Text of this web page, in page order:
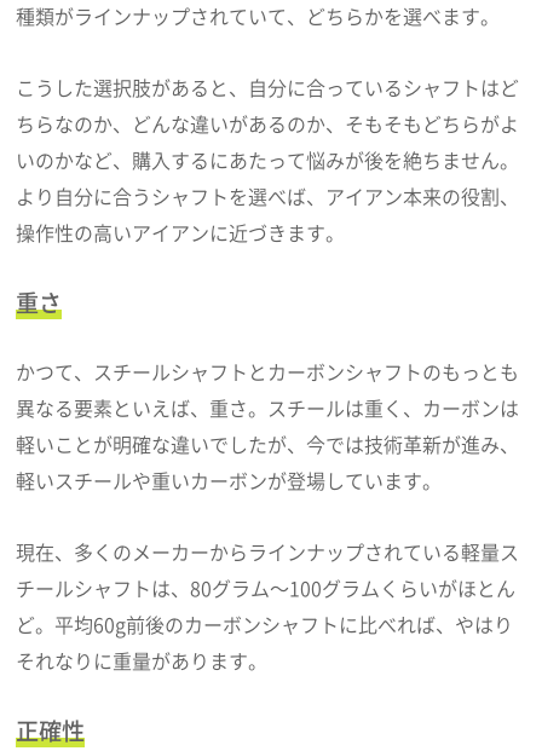
種類がラインナップされていて、どちらかを選べます。
こうした選択肢があると、自分に合っているシャフトはど
ちらなのか、どんな違いがあるのか、そもそもどちらがよ
いのかなど、購入するにあたって悩みが後を絶ちません。
より自分に合うシャフトを選べば、アイアン本来の役割、
操作性の高いアイアンに近づきます。
重さ
かつて、スチールシャフトとカーボンシャフトのもっとも
異なる要素といえば、重さ。スチールは重く、カーボンは
軽いことが明確な違いでしたが、今では技術革新が進み、
軽いスチールや重いカーボンが登場しています。
現在、多くのメーカーからラインナップされている軽量ス
チールシャフトは、80グラム～100グラムくらいがほとん
ど。平均60g前後のカーボンシャフトに比べれば、やはり
それなりに重量があります。
正確性